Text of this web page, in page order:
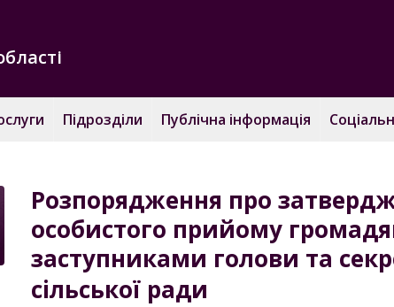
Підрозділи Публічна інформація
Розпорядження про
особистого прийому
заступниками голови та
сільської ради